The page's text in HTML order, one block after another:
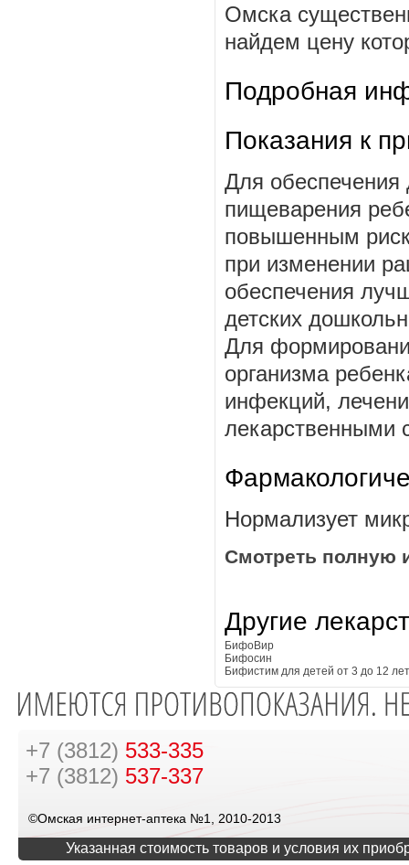
Омска
найдем цену
Подробная
Показания к
Для
пищеварения
повышенным
при изменении
обеспечения
детских
Для
организма
инфекций,
лекарственными
Нормализует
Смотреть полную
Другие
БифоВир
Бифосин
Бифистим для детей от 3 до 12 лет
+7 (3812) 533-335
+7 (3812) 537-337
©Омская интернет-аптека №1, 2010-2013
Указанная стоимость товаров и условия их